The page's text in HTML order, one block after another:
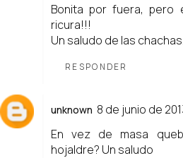
Bonita por fuera, pero
ricura!!!
Un saludo de las chachas.
RESPONDER
unknown 8 de junio de
En vez de masa
hojaldre? Un saludo